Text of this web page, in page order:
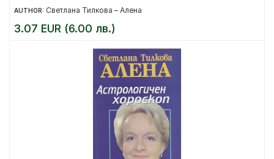
AUTHOR: Светлана Тилкова – Алена
3.07 EUR (6.00 лв.)